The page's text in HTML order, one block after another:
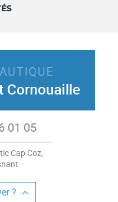
Cap Coz,
01 05
?